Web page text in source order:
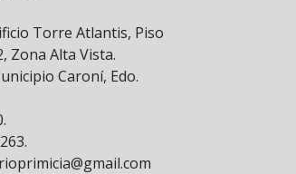
Torre Atlantis, Piso
Zona Alta Vista.
Caroní, Edo.